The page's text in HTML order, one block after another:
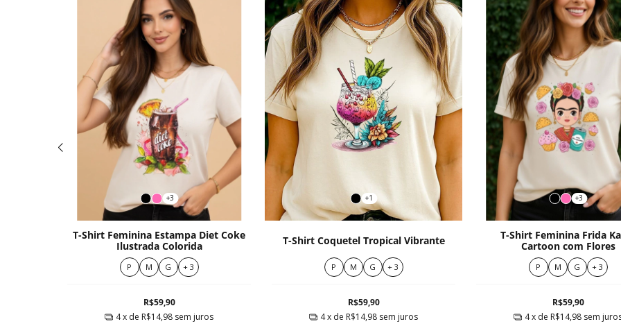
+3
T-Shirt Feminina Estampa Diet Coke
Ilustrada Colorida
P M G + 3
R$59,90
4x de R$14,98 sem juros
+1
T-Shirt Coquetel Tropical Vibrante
P M G + 3
R$59,90
4x de R$14,98 sem juros
+3
T-Shirt Feminina Frida
Cartoon com Flores
P M G + 3
R$59,90
4x de R$14,98 sem